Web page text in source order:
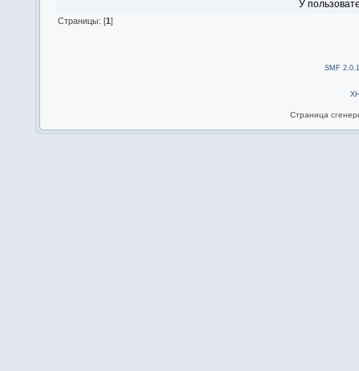
У
Страницы: [1]
SMF
Страница